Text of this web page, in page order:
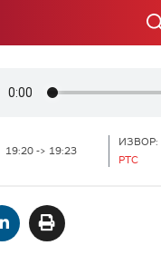
-> 19:23
ИЗВОР:
РТС